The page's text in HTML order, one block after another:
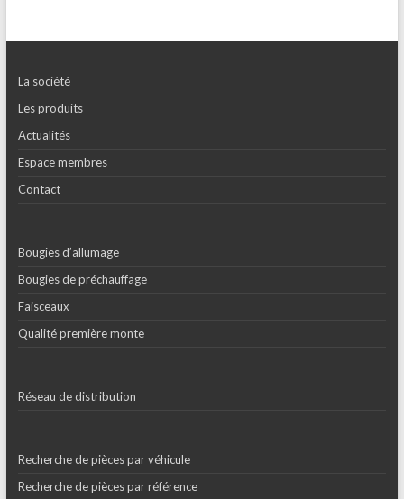
La société
Les produits
Actualités
Espace membres
Contact
Bougies d’allumage
Bougies de préchauffage
Faisceaux
Qualité première monte
Réseau de distribution
Recherche de pièces par véhicule
Recherche de pièces par référence